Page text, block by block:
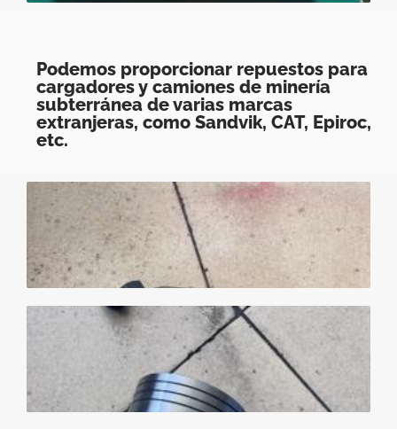
Podemos proporcionar repuestos para
cargadores y camiones de minería
subterránea de varias marcas
extranjeras, como Sandvik, CAT, Epiroc,
etc.